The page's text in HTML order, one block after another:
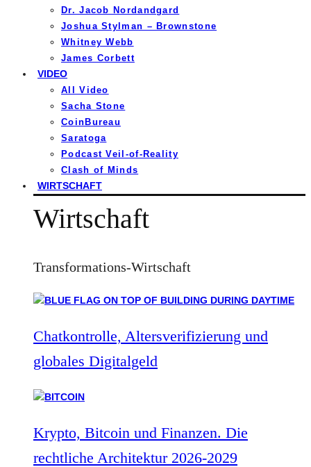
Dr. Jacob Nordandgard
Joshua Stylman – Brownstone
Whitney Webb
James Corbett
VIDEO
All Video
Sacha Stone
CoinBureau
Saratoga
Podcast Veil-of-Reality
Clash of Minds
WIRTSCHAFT
Wirtschaft
Transformations-Wirtschaft
Chatkontrolle, Altersverifizierung und
globales Digitalgeld
Krypto, Bitcoin und Finanzen. Die
rechtliche Architektur 2026-2029